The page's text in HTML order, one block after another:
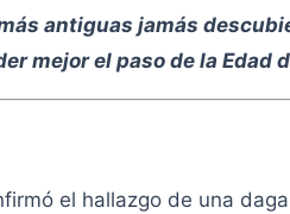
antiguas jamás
mejor el paso de la Edad
el hallazgo de una